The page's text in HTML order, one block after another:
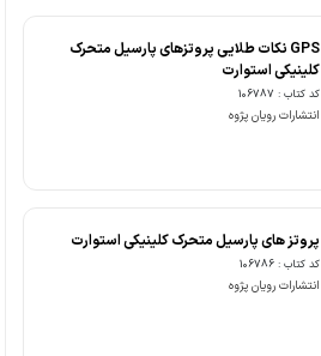
GPS نکات طلایی پروتزهای پارسیل متحرک
کلینیکی استوارت
کد کتاب : 106787
انتشارات رویان پژوه
پروتز های پارسیل متحرک کلینیکی استوارت
کد کتاب : 106786
انتشارات رویان پژوه